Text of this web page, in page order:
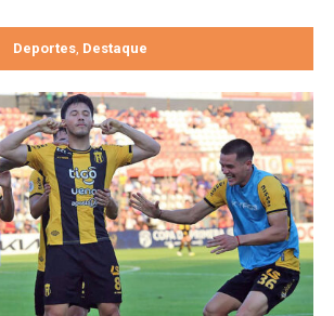
Deportes Destaque